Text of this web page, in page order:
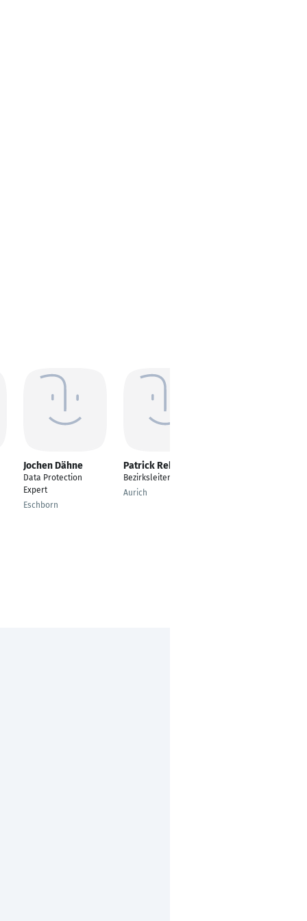
Jochen Dähne
Data Protection
Expert
Eschborn
Patrick Rebel
Bezirksleiter
Aurich